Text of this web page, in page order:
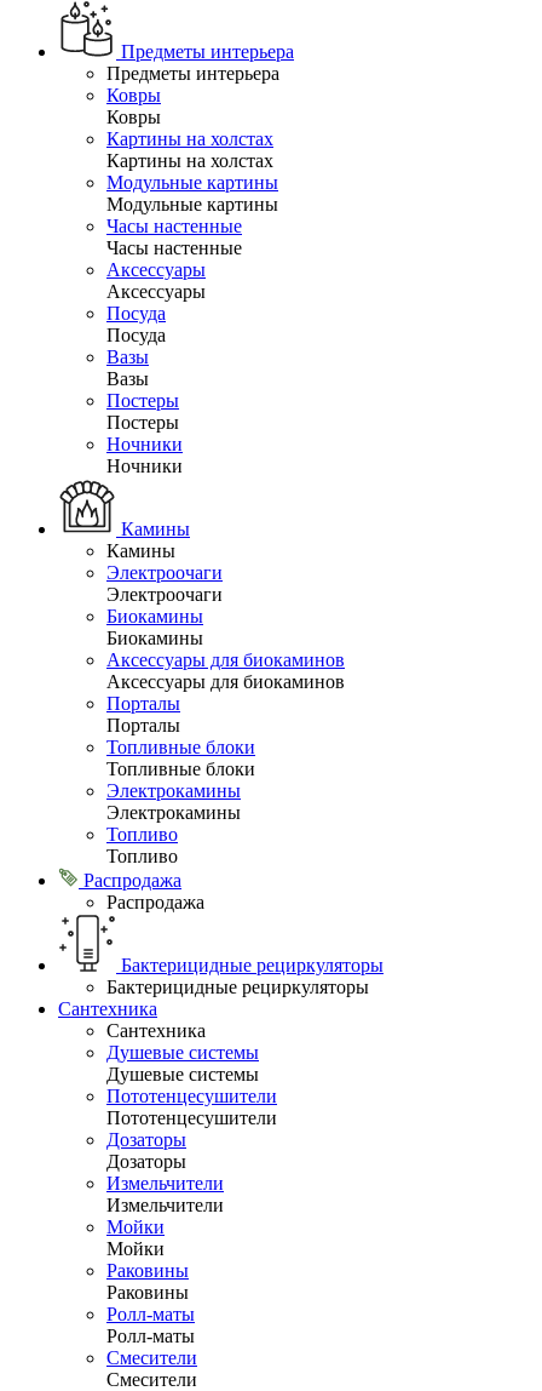
Предметы интерьера
Предметы интерьера
Ковры
Ковры
Картины на холстах
Картины на холстах
Модульные картины
Модульные картины
Часы настенные
Часы настенные
Аксессуары
Аксессуары
Посуда
Посуда
Вазы
Вазы
Постеры
Постеры
Ночники
Ночники
Камины
Камины
Электроочаги
Электроочаги
Биокамины
Биокамины
Аксессуары для биокаминов
Аксессуары для биокаминов
Порталы
Порталы
Топливные блоки
Топливные блоки
Электрокамины
Электрокамины
Топливо
Топливо
Распродажа
Распродажа
Бактерицидные рециркуляторы
Бактерицидные рециркуляторы
Сантехника
Сантехника
Душевые системы
Душевые системы
Пототенцесушители
Пототенцесушители
Дозаторы
Дозаторы
Измельчители
Измельчители
Мойки
Мойки
Раковины
Раковины
Ролл-маты
Ролл-маты
Смесители
Смесители